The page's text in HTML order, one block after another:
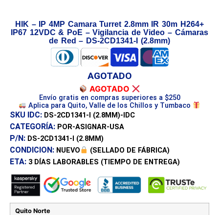
HIK – IP 4MP Camara Turret 2.8mm IR 30m H264+
IP67 12VDC & PoE – Vigilancia de Video – Cámaras
de Red – DS-2CD1341-I (2.8mm)
AGOTADO
AGOTADO
Envío gratis en compras superiores a $250
Aplica para Quito, Valle de los Chillos y Tumbaco
SKU IDC: DS-2CD1341-I (2.8MM)-IDC
CATEGORÍA: POR-ASIGNAR-USA
P/N: DS-2CD1341-I (2.8MM)
CONDICION: NUEVO (SELLADO DE FÁBRICA)
ETA: 3 DÍAS LABORABLES (TIEMPO DE ENTREGA)
Quito Norte